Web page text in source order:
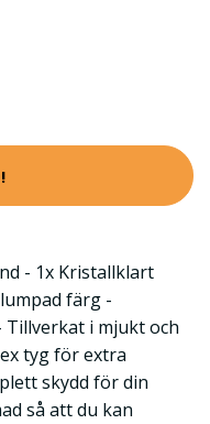
- 1x Kristallklart
färg -
i mjukt och
tyg för extra
skydd för din
så att du kan